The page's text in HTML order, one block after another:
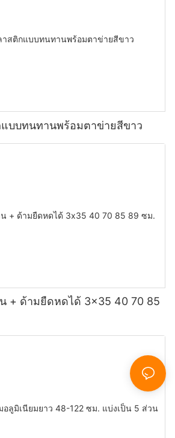
บบทนทานพร้อมตาข่ายสีขาว
+ ด้ามยืดหดได้ 3x35 40 70 85